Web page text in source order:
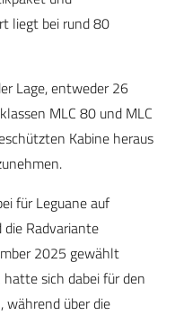
liegt bei rund 80
Lage, entweder 26
MLC 80 und MLC
Kabine heraus
für Leguane auf
Radvariante
2025 gewählt
hatte sich dabei für den
während über die